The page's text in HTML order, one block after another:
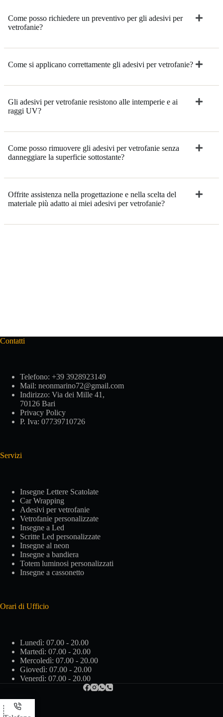
Come posso richiedere un preventivo per gli adesivi per
vetrofanie?
Come si applicano correttamente gli adesivi per vetrofanie?
Gli adesivi per vetrofanie resistono alle intemperie e ai
raggi UV?
Come posso rimuovere gli adesivi per vetrofanie senza
danneggiare la superficie sottostante?
Offrite assistenza nella progettazione e nella scelta del
materiale più adatto ai miei adesivi per vetrofanie?
Contatti
Telefono: +39 3928923149
Mail: neonmarino72@gmail.com
Indirizzo: Via dei Mille 41,
70126 Bari
Privacy Policy
P. Iva: 07739710726
Servizi
Insegne Lettere Scatolate
Car Wrapping
Adesivi per vetrofanie
Vetrofanie personalizzate
Insegne a Led
Scritte Led personalizzate
Insegne al neon
Insegne a bandiera
Totem luminosi personalizzati
Insegne a cassonetto
Orari di Ufficio
Lunedì: 07.00 - 20.00
Martedì: 07.00 - 20.00
Mercoledì: 07.00 - 20.00
Giovedì: 07.00 - 20.00
Venerdì: 07.00 - 20.00